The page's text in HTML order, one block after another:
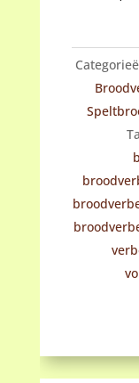
en
aantal